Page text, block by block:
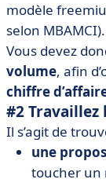
modèle
selon MBAMCI).
Vous devez
volume, afin
chiffre
#2 Travaillez
Il s’agit de
une
toucher un